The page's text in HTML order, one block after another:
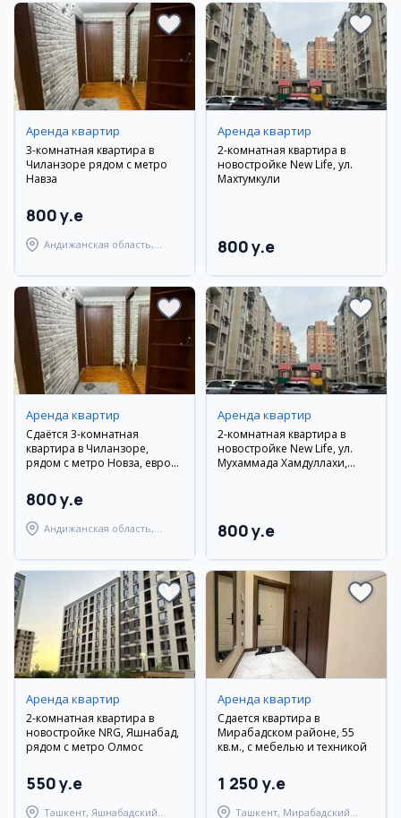
Аренда квартир
3-комнатная квартира в
Чиланзоре рядом с метро
Навза
800 y.e
Андижанская область,
Аренда квартир
2-комнатная квартира в
новостройке New Life, ул.
Махтумкули
800 y.e
Аренда квартир
Сдаётся 3-комнатная
квартира в Чиланзоре,
рядом с метро Новза, евро
800 y.e
Андижанская область,
Аренда квартир
2-комнатная квартира в
новостройке New Life, ул.
Мухаммада Хамдуллахи,
800 y.e
Аренда квартир
2-комнатная квартира в
новостройке NRG, Яшнабад,
рядом с метро Олмос
550 y.e
Ташкент, Яшнабадский
Аренда квартир
Сдается квартира в
Мирабадском районе, 55
кв.м., с мебелью и техникой
1 250 y.e
Ташкент, Мирабадский